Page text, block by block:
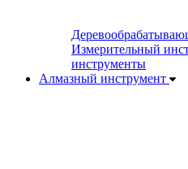
Измерительный
инструменты
Алмазный инструмент